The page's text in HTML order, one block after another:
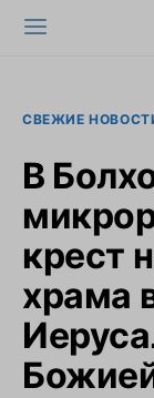
СВЕЖИЕ
В
крест
храма